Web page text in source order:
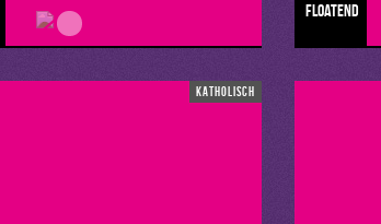
floatend
katholisch